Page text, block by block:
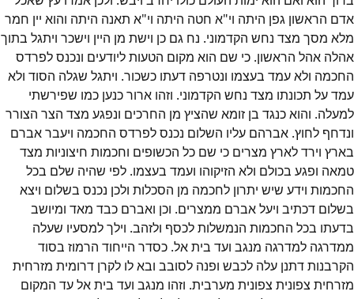
אדם הראשון גפן היתה וי"א חטה היתה וי"א תאנה היתה והוא יין חמר
מלא מסך מצד נחש הקדמוני. נח גם כן וישת מן היין וישכר ויתגל בתוך
אהלה אהל הראשון. כי שם הוא מקום הטעות ליודעים ונכנס לפרדס
החכמה ולא עמד בעצמו ונטרפה דעתו כשכור. ויתגל שגלה הסוד ולא
עמד על תכונתו מצד נחש הקדמוני. וזהו ארור כנען כמו שפירשתי
למעלה. והוא כנגד בן זומא שהציץ מן החרכים ונפגע מצד הצר הצורר
ונדחף לחוץ. אברהם עליו השלום נכנס לפרדס החכמה ויעבר אברם
בארץ וירד לארץ מצרים כי שם כל הכשופים וחכמות חיצוניות מצד
טמאה ופגע בכולם ולא הזיקוהו ועמד בעצמו. לפי שהיה שלם בכל
החכמות וידע שיש יתרון לחכמה מן הסכלות ולכן נכנס בשלום ויצא
בשלום דכתיב ויעל אברם ממצרים. וכן ואברם כבד מאד ומיושב
בדעתו בכל החכמות הנמשלות לכסף ולזהב. וילך למסעיו שעלה
ממדרגה למדרגה מנגב ועד בית אל. כסדר הייחוד הרמוז בסוד
הקרבנות דתנן עלה לכבש ופנה לסובב ובא לו לקרן דרומית מזרחית
מזרחית צפונית צפונית מערבית. וזהו מנגב ועד בית אל עד המקום